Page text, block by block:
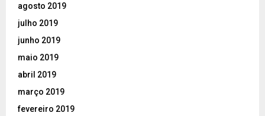
agosto 2019
julho 2019
junho 2019
maio 2019
abril 2019
março 2019
fevereiro 2019